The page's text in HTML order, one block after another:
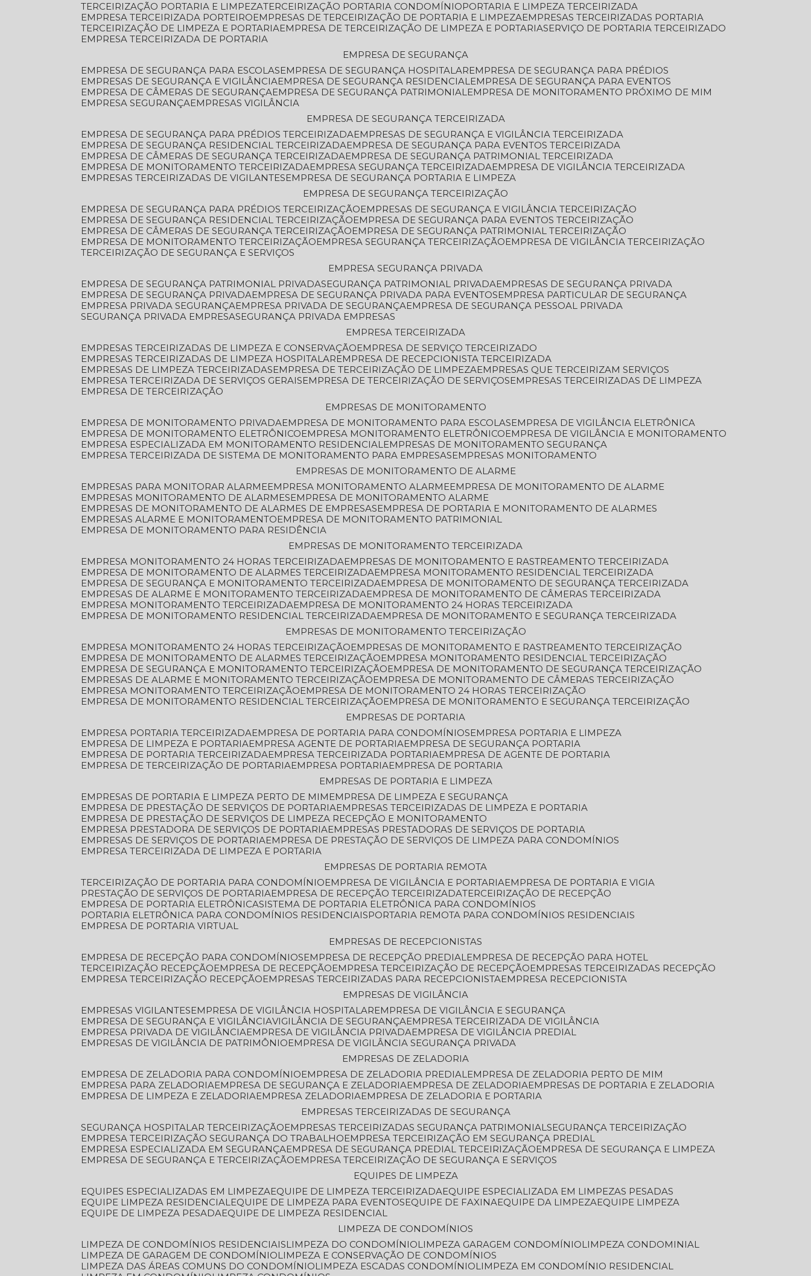
TERCEIRIZAÇÃO PORTARIA E LIMPEZA TERCEIRIZAÇÃO PORTARIA CONDOMÍNIO
PORTARIA E LIMPEZA TERCEIRIZADA
EMPRESA TERCEIRIZADA PORTEIRO
EMPRESAS DE TERCEIRIZAÇÃO DE PORTARIA E LIMPEZA
EMPRESAS TERCEIRIZADAS PORTARIA
TERCEIRIZAÇÃO DE LIMPEZA E PORTARIA
EMPRESA DE TERCEIRIZAÇÃO DE LIMPEZA E PORTARIA SERVIÇO DE PORTARIA TERCEIRIZADO
EMPRESA TERCEIRIZADA DE PORTARIA
EMPRESA DE SEGURANÇA
EMPRESA DE SEGURANÇA PARA ESCOLAS
EMPRESA DE SEGURANÇA HOSPITALAR
EMPRESA DE SEGURANÇA PARA PRÉDIOS
EMPRESAS DE SEGURANÇA E VIGILÂNCIA
EMPRESA DE SEGURANÇA RESIDENCIAL
EMPRESA DE SEGURANÇA PARA EVENTOS
EMPRESA DE CÂMERAS DE SEGURANÇA
EMPRESA DE SEGURANÇA PATRIMONIAL
EMPRESA DE MONITORAMENTO PRÓXIMO DE MIM
EMPRESA SEGURANÇA
EMPRESAS VIGILÂNCIA
EMPRESA DE SEGURANÇA TERCEIRIZADA
EMPRESA DE SEGURANÇA PARA PRÉDIOS TERCEIRIZADA
EMPRESAS DE SEGURANÇA E VIGILÂNCIA TERCEIRIZADA
EMPRESA DE SEGURANÇA RESIDENCIAL TERCEIRIZADA
EMPRESA DE SEGURANÇA PARA EVENTOS TERCEIRIZADA
EMPRESA DE CÂMERAS DE SEGURANÇA TERCEIRIZADA
EMPRESA DE SEGURANÇA PATRIMONIAL TERCEIRIZADA
EMPRESA DE MONITORAMENTO TERCEIRIZADA
EMPRESA SEGURANÇA TERCEIRIZADA
EMPRESA DE VIGILÂNCIA TERCEIRIZADA
EMPRESAS TERCEIRIZADAS DE VIGILANTES
EMPRESA DE SEGURANÇA PORTARIA E LIMPEZA
EMPRESA DE SEGURANÇA TERCEIRIZAÇÃO
EMPRESA DE SEGURANÇA PARA PRÉDIOS TERCEIRIZAÇÃO
EMPRESAS DE SEGURANÇA E VIGILÂNCIA TERCEIRIZAÇÃO
EMPRESA DE SEGURANÇA RESIDENCIAL TERCEIRIZAÇÃO
EMPRESA DE SEGURANÇA PARA EVENTOS TERCEIRIZAÇÃO
EMPRESA DE CÂMERAS DE SEGURANÇA TERCEIRIZAÇÃO
EMPRESA DE SEGURANÇA PATRIMONIAL TERCEIRIZAÇÃO
EMPRESA DE MONITORAMENTO TERCEIRIZAÇÃO
EMPRESA SEGURANÇA TERCEIRIZAÇÃO
EMPRESA DE VIGILÂNCIA TERCEIRIZAÇÃO
TERCEIRIZAÇÃO DE SEGURANÇA E SERVIÇOS
EMPRESA SEGURANÇA PRIVADA
EMPRESA DE SEGURANÇA PATRIMONIAL PRIVADA SEGURANÇA PATRIMONIAL PRIVADA
EMPRESAS DE SEGURANÇA PRIVADA
EMPRESA DE SEGURANÇA PRIVADA
EMPRESA DE SEGURANÇA PRIVADA PARA EVENTOS
EMPRESA PARTICULAR DE SEGURANÇA
EMPRESA PRIVADA SEGURANÇA
EMPRESA PRIVADA DE SEGURANÇA
EMPRESA DE SEGURANÇA PESSOAL PRIVADA
SEGURANÇA PRIVADA EMPRESA SEGURANÇA PRIVADA EMPRESAS
EMPRESA TERCEIRIZADA
EMPRESAS TERCEIRIZADAS DE LIMPEZA E CONSERVAÇÃO
EMPRESA DE SERVIÇO TERCEIRIZADO
EMPRESAS TERCEIRIZADAS DE LIMPEZA HOSPITALAR
EMPRESA DE RECEPCIONISTA TERCEIRIZADA
EMPRESAS DE LIMPEZA TERCEIRIZADAS
EMPRESA DE TERCEIRIZAÇÃO DE LIMPEZA
EMPRESAS QUE TERCEIRIZAM SERVIÇOS
EMPRESA TERCEIRIZADA DE SERVIÇOS GERAIS
EMPRESA DE TERCEIRIZAÇÃO DE SERVIÇOS
EMPRESAS TERCEIRIZADAS DE LIMPEZA
EMPRESA DE TERCEIRIZAÇÃO
EMPRESAS DE MONITORAMENTO
EMPRESA DE MONITORAMENTO PRIVADA
EMPRESA DE MONITORAMENTO PARA ESCOLAS
EMPRESA DE VIGILÂNCIA ELETRÔNICA
EMPRESA DE MONITORAMENTO ELETRÔNICO
EMPRESA MONITORAMENTO ELETRÔNICO
EMPRESA DE VIGILÂNCIA E MONITORAMENTO
EMPRESA ESPECIALIZADA EM MONITORAMENTO RESIDENCIAL
EMPRESAS DE MONITORAMENTO SEGURANÇA
EMPRESA TERCEIRIZADA DE SISTEMA DE MONITORAMENTO PARA EMPRESAS
EMPRESAS MONITORAMENTO
EMPRESAS DE MONITORAMENTO DE ALARME
EMPRESAS PARA MONITORAR ALARME
EMPRESA MONITORAMENTO ALARME
EMPRESA DE MONITORAMENTO DE ALARME
EMPRESAS MONITORAMENTO DE ALARMES
EMPRESA DE MONITORAMENTO ALARME
EMPRESAS DE MONITORAMENTO DE ALARMES DE EMPRESAS
EMPRESA DE PORTARIA E MONITORAMENTO DE ALARMES
EMPRESAS ALARME E MONITORAMENTO
EMPRESA DE MONITORAMENTO PATRIMONIAL
EMPRESA DE MONITORAMENTO PARA RESIDÊNCIA
EMPRESAS DE MONITORAMENTO TERCEIRIZADA
EMPRESA MONITORAMENTO 24 HORAS TERCEIRIZADA
EMPRESAS DE MONITORAMENTO E RASTREAMENTO TERCEIRIZADA
EMPRESA DE MONITORAMENTO DE ALARMES TERCEIRIZADA
EMPRESA MONITORAMENTO RESIDENCIAL TERCEIRIZADA
EMPRESA DE SEGURANÇA E MONITORAMENTO TERCEIRIZADA
EMPRESA DE MONITORAMENTO DE SEGURANÇA TERCEIRIZADA
EMPRESAS DE ALARME E MONITORAMENTO TERCEIRIZADA
EMPRESA DE MONITORAMENTO DE CÂMERAS TERCEIRIZADA
EMPRESA MONITORAMENTO TERCEIRIZADA
EMPRESA DE MONITORAMENTO 24 HORAS TERCEIRIZADA
EMPRESA DE MONITORAMENTO RESIDENCIAL TERCEIRIZADA
EMPRESA DE MONITORAMENTO E SEGURANÇA TERCEIRIZADA
EMPRESAS DE MONITORAMENTO TERCEIRIZAÇÃO
EMPRESA MONITORAMENTO 24 HORAS TERCEIRIZAÇÃO
EMPRESAS DE MONITORAMENTO E RASTREAMENTO TERCEIRIZAÇÃO
EMPRESA DE MONITORAMENTO DE ALARMES TERCEIRIZAÇÃO
EMPRESA MONITORAMENTO RESIDENCIAL TERCEIRIZAÇÃO
EMPRESA DE SEGURANÇA E MONITORAMENTO TERCEIRIZAÇÃO
EMPRESA DE MONITORAMENTO DE SEGURANÇA TERCEIRIZAÇÃO
EMPRESAS DE ALARME E MONITORAMENTO TERCEIRIZAÇÃO
EMPRESA DE MONITORAMENTO DE CÂMERAS TERCEIRIZAÇÃO
EMPRESA MONITORAMENTO TERCEIRIZAÇÃO
EMPRESA DE MONITORAMENTO 24 HORAS TERCEIRIZAÇÃO
EMPRESA DE MONITORAMENTO RESIDENCIAL TERCEIRIZAÇÃO
EMPRESA DE MONITORAMENTO E SEGURANÇA TERCEIRIZAÇÃO
EMPRESAS DE PORTARIA
EMPRESA PORTARIA TERCEIRIZADA
EMPRESA DE PORTARIA PARA CONDOMÍNIOS
EMPRESA PORTARIA E LIMPEZA
EMPRESA DE LIMPEZA E PORTARIA
EMPRESA AGENTE DE PORTARIA
EMPRESA DE SEGURANÇA PORTARIA
EMPRESA DE PORTARIA TERCEIRIZADA
EMPRESA TERCEIRIZADA PORTARIA
EMPRESA DE AGENTE DE PORTARIA
EMPRESA DE TERCEIRIZAÇÃO DE PORTARIA
EMPRESA PORTARIA
EMPRESA DE PORTARIA
EMPRESAS DE PORTARIA E LIMPEZA
EMPRESAS DE PORTARIA E LIMPEZA PERTO DE MIM
EMPRESA DE LIMPEZA E SEGURANÇA
EMPRESA DE PRESTAÇÃO DE SERVIÇOS DE PORTARIA
EMPRESAS TERCEIRIZADAS DE LIMPEZA E PORTARIA
EMPRESA DE PRESTAÇÃO DE SERVIÇOS DE LIMPEZA RECEPÇÃO E MONITORAMENTO
EMPRESA PRESTADORA DE SERVIÇOS DE PORTARIA
EMPRESAS PRESTADORAS DE SERVIÇOS DE PORTARIA
EMPRESAS DE SERVIÇOS DE PORTARIA
EMPRESA DE PRESTAÇÃO DE SERVIÇOS DE LIMPEZA PARA CONDOMÍNIOS
EMPRESA TERCEIRIZADA DE LIMPEZA E PORTARIA
EMPRESAS DE PORTARIA REMOTA
TERCEIRIZAÇÃO DE PORTARIA PARA CONDOMÍNIO
EMPRESA DE VIGILÂNCIA E PORTARIA
EMPRESA DE PORTARIA E VIGIA
PRESTAÇÃO DE SERVIÇOS DE PORTARIA
EMPRESA DE RECEPÇÃO TERCEIRIZADA TERCEIRIZAÇÃO DE RECEPÇÃO
EMPRESA DE PORTARIA ELETRÔNICA SISTEMA DE PORTARIA ELETRÔNICA PARA CONDOMÍNIOS
PORTARIA ELETRÔNICA PARA CONDOMÍNIOS RESIDENCIAIS
PORTARIA REMOTA PARA CONDOMÍNIOS RESIDENCIAIS
EMPRESA DE PORTARIA VIRTUAL
EMPRESAS DE RECEPCIONISTAS
EMPRESA DE RECEPÇÃO PARA CONDOMÍNIOS
EMPRESA DE RECEPÇÃO PREDIAL
EMPRESA DE RECEPÇÃO PARA HOTEL
TERCEIRIZAÇÃO RECEPÇÃO
EMPRESA DE RECEPÇÃO EMPRESA TERCEIRIZAÇÃO DE RECEPÇÃO
EMPRESAS TERCEIRIZADAS RECEPÇÃO
EMPRESA TERCEIRIZAÇÃO RECEPÇÃO
EMPRESAS TERCEIRIZADAS PARA RECEPCIONISTA
EMPRESA RECEPCIONISTA
EMPRESAS DE VIGILÂNCIA
EMPRESAS VIGILANTES
EMPRESA DE VIGILÂNCIA HOSPITALAR
EMPRESA DE VIGILÂNCIA E SEGURANÇA
EMPRESA DE SEGURANÇA E VIGILÂNCIA VIGILÂNCIA DE SEGURANÇA
EMPRESA TERCEIRIZADA DE VIGILÂNCIA
EMPRESA PRIVADA DE VIGILÂNCIA
EMPRESA DE VIGILÂNCIA PRIVADA
EMPRESA DE VIGILÂNCIA PREDIAL
EMPRESAS DE VIGILÂNCIA DE PATRIMÔNIO
EMPRESA DE VIGILÂNCIA SEGURANÇA PRIVADA
EMPRESAS DE ZELADORIA
EMPRESA DE ZELADORIA PARA CONDOMÍNIO
EMPRESA DE ZELADORIA PREDIAL
EMPRESA DE ZELADORIA PERTO DE MIM
EMPRESA PARA ZELADORIA
EMPRESA DE SEGURANÇA E ZELADORIA EMPRESA DE ZELADORIA
EMPRESAS DE PORTARIA E ZELADORIA
EMPRESA DE LIMPEZA E ZELADORIA
EMPRESA ZELADORIA
EMPRESA DE ZELADORIA E PORTARIA
EMPRESAS TERCEIRIZADAS DE SEGURANÇA
SEGURANÇA HOSPITALAR TERCEIRIZAÇÃO
EMPRESAS TERCEIRIZADAS SEGURANÇA PATRIMONIAL SEGURANÇA TERCEIRIZAÇÃO
EMPRESA TERCEIRIZAÇÃO SEGURANÇA DO TRABALHO
EMPRESA TERCEIRIZAÇÃO EM SEGURANÇA PREDIAL
EMPRESA ESPECIALIZADA EM SEGURANÇA
EMPRESA DE SEGURANÇA PREDIAL TERCEIRIZAÇÃO
EMPRESA DE SEGURANÇA E LIMPEZA
EMPRESA DE SEGURANÇA E TERCEIRIZAÇÃO
EMPRESA TERCEIRIZAÇÃO DE SEGURANÇA E SERVIÇOS
EQUIPES DE LIMPEZA
EQUIPES ESPECIALIZADAS EM LIMPEZA EQUIPE DE LIMPEZA TERCEIRIZADA EQUIPE ESPECIALIZADA EM LIMPEZAS PESADAS
EQUIPE LIMPEZA RESIDENCIAL EQUIPE DE LIMPEZA PARA EVENTOS EQUIPE DE FAXINA EQUIPE DA LIMPEZA EQUIPE LIMPEZA
EQUIPE DE LIMPEZA PESADA EQUIPE DE LIMPEZA RESIDENCIAL
LIMPEZA DE CONDOMÍNIOS
LIMPEZA DE CONDOMÍNIOS RESIDENCIAIS
LIMPEZA DO CONDOMÍNIO LIMPEZA GARAGEM CONDOMÍNIO
LIMPEZA CONDOMINIAL
LIMPEZA DE GARAGEM DE CONDOMÍNIO
LIMPEZA E CONSERVAÇÃO DE CONDOMÍNIOS
LIMPEZA DAS ÁREAS COMUNS DO CONDOMÍNIO
LIMPEZA ESCADAS CONDOMÍNIO
LIMPEZA EM CONDOMÍNIO RESIDENCIAL